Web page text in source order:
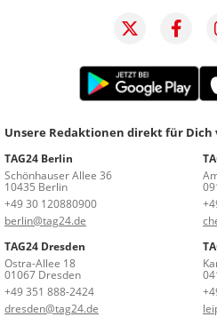
Unsere Redaktionen direkt für Dich
TAG24 Berlin
Schönhauser Allee 36
10435 Berlin
+49 30 120880900
berlin@tag24.de
TAG24 Dresden
Ostra-Allee 18
01067 Dresden
+49 351 888-2424
dresden@tag24.de